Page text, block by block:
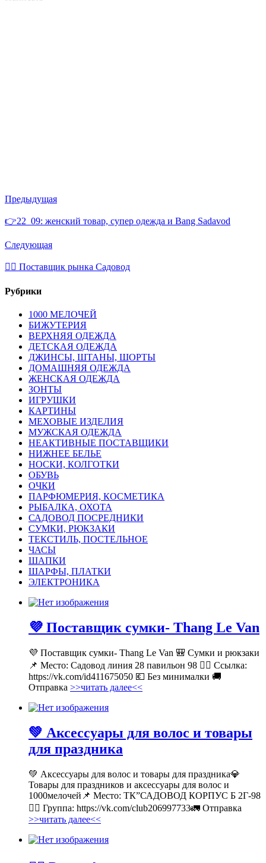
Предыдущая
👉22_09: женский товар, супер одежда и Bang Sadavod
Следующая
💁‍♂ Поставщик рынка Садовод
Рубрики
1000 МЕЛОЧЕЙ
БИЖУТЕРИЯ
ВЕРХНЯЯ ОДЕЖДА
ДЕТСКАЯ ОДЕЖДА
ДЖИНСЫ, ШТАНЫ, ШОРТЫ
ДОМАШНЯЯ ОДЕЖДА
ЖЕНСКАЯ ОДЕЖДА
ЗОНТЫ
ИГРУШКИ
КАРТИНЫ
МЕХОВЫЕ ИЗДЕЛИЯ
МУЖСКАЯ ОДЕЖДА
НЕАКТИВНЫЕ ПОСТАВЩИКИ
НИЖНЕЕ БЕЛЬЕ
НОСКИ, КОЛГОТКИ
ОБУВЬ
ОЧКИ
ПАРФЮМЕРИЯ, КОСМЕТИКА
РЫБАЛКА, ОХОТА
САДОВОД ПОСРЕДНИКИ
СУМКИ, РЮКЗАКИ
ТЕКСТИЛЬ, ПОСТЕЛЬНОЕ
ЧАСЫ
ШАПКИ
ШАРФЫ, ПЛАТКИ
ЭЛЕКТРОНИКА
💜 Поставщик сумки- Thang Le Van
💜 Поставщик сумки- Thang Le Van 🎒 Сумки и рюкзаки
📌 Место: Садовод линия 28 павильон 98 👉🏻 Ссылка:
https://vk.com/id411675050 💶 Без минималки 🚚
Отправка >>читать далее<<
💚 Аксессуары для волос и товары
для праздника
💚 Аксессуары для волос и товары для праздника💎
Товары для праздников и аксессуары для волос и
1000мелочей📌 Место: ТК”САДОВОД КОРПУС Б 2Г-98
👉🏻 Группа: https://vk.com/club206997733🚛 Отправка
>>читать далее<<